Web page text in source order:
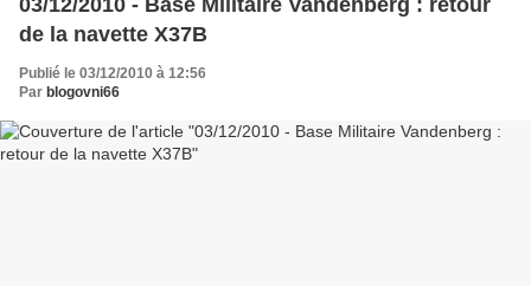
03/12/2010 - Base Militaire Vandenberg : retour
de la navette X37B
Publié le 03/12/2010 à 12:56
Par blogovni66